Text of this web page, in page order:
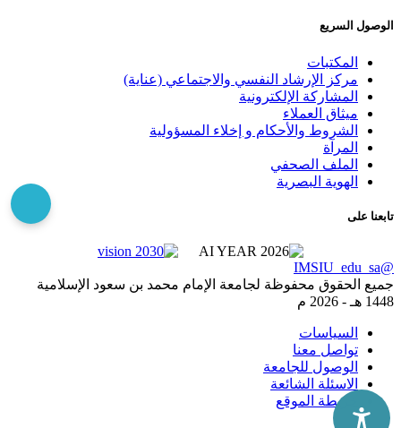
الوصول السريع
المكتبات
مركز الإرشاد النفسي والاجتماعي (عناية)
المشاركة الإلكترونية
ميثاق العملاء
الشروط والأحكام و إخلاء المسؤولية
المرآة
الملف الصحفي
الهوية البصرية
تابعنا على
@IMSIU_edu_sa
جميع الحقوق محفوظة لجامعة الإمام محمد بن سعود الإسلامية
1448 هـ -
2026 م
السياسات
تواصل معنا
الوصول للجامعة
الاسئلة الشائعة
خريطة الموقع